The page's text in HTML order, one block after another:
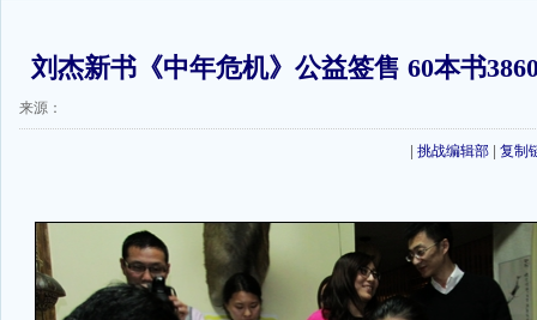
刘杰新书《中年危机》公益签售 60本书
来源：
挑战编辑部 复制